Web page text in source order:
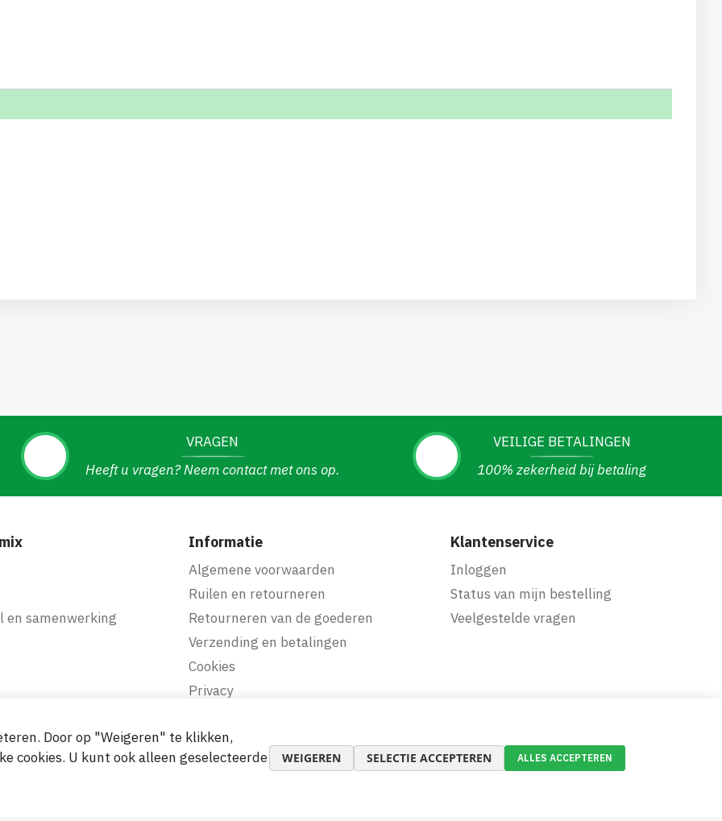
VRAGEN
Heeft u vragen? Neem contact met ons op.
VEILIGE BETALINGEN
100% zekerheid bij betaling
en samenwerking
Informatie
Algemene voorwaarden
Ruilen en retourneren
Retourneren van de goederen
Verzending en betalingen
Cookies
Privacy
Klantenservice
Inloggen
Status van mijn bestelling
Veelgestelde vragen
betalingen
Door op "Weigeren" te klikken,
cookies. U kunt ook alleen geselecteerde
WEIGEREN SELECTIE ACCEPTEREN ALLES ACCEPTEREN